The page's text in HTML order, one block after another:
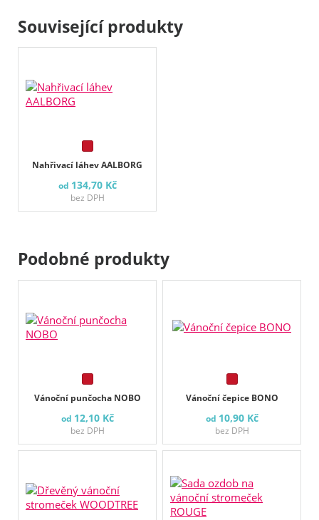
Související produkty
Nahřivací láhev AALBORG
od 134,70 Kč
bez DPH
Podobné produkty
Vánoční punčocha NOBO
od 12,10 Kč
bez DPH
Vánoční čepice BONO
od 10,90 Kč
bez DPH